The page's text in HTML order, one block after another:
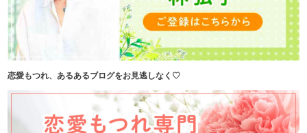
恋愛もつれ、あるあるブログをお見逃しなく♡